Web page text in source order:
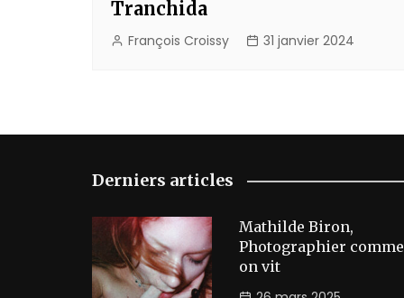
Tranchida
François Croissy 31 janvier 2024
Derniers articles
Mathilde Biron,
Photographier comme
on vit